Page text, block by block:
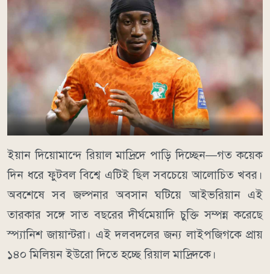
ইয়ান দিয়োমান্দে রিয়াল মাদ্রিদে পাড়ি দিচ্ছেন—গত কয়েক
দিন ধরে ফুটবল বিশ্বে এটিই ছিল সবচেয়ে আলোচিত খবর।
অবশেষে সব জল্পনার অবসান ঘটিয়ে আইভরিয়ান এই
তারকার সঙ্গে সাত বছরের দীর্ঘমেয়াদি চুক্তি সম্পন্ন করেছে
স্প্যানিশ জায়ান্টরা। এই দলবদলের জন্য লাইপজিগকে প্রায়
১৪০ মিলিয়ন ইউরো দিতে হচ্ছে রিয়াল মাদ্রিদকে।